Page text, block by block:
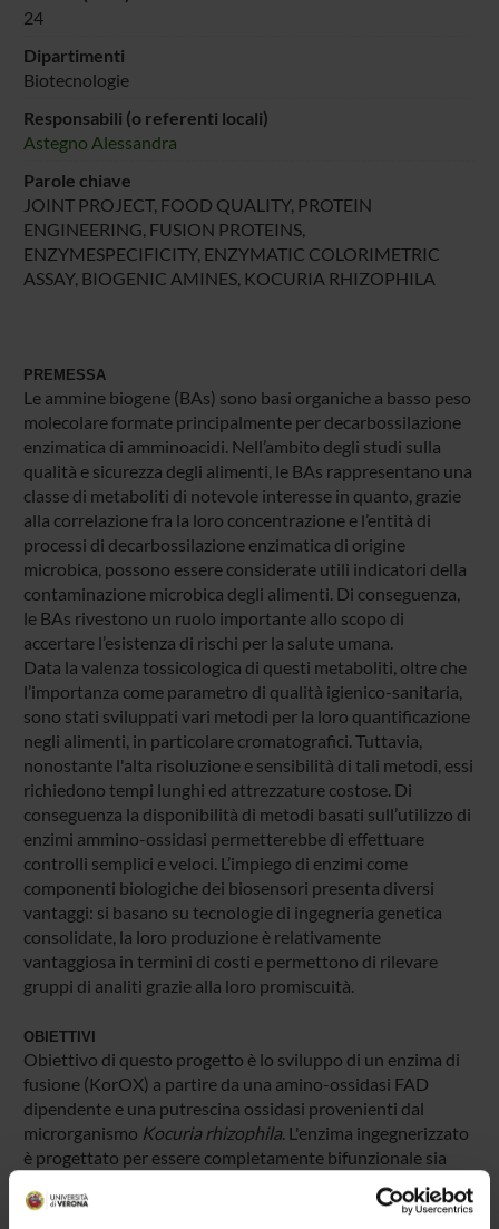
24
Dipartimenti
Biotecnologie
Responsabili (o referenti locali)
Astegno Alessandra
Parole chiave
JOINT PROJECT, FOOD QUALITY, PROTEIN
ENGINEERING, FUSION PROTEINS,
ENZYMESPECIFICITY, ENZYMATIC COLORIMETRIC
ASSAY, BIOGENIC AMINES, KOCURIA RHIZOPHILA
PREMESSA
Le ammine biogene (BAs) sono basi organiche a basso peso
molecolare formate principalmente per decarbossilazione
enzimatica di amminoacidi. Nell’ambito degli studi sulla
qualità e sicurezza degli alimenti, le BAs rappresentano una
classe di metaboliti di notevole interesse in quanto, grazie
alla correlazione fra la loro concentrazione e l’entità di
processi di decarbossilazione enzimatica di origine
microbica, possono essere considerate utili indicatori della
contaminazione microbica degli alimenti. Di conseguenza,
le BAs rivestono un ruolo importante allo scopo di
accertare l’esistenza di rischi per la salute umana.
Data la valenza tossicologica di questi metaboliti, oltre che
l’importanza come parametro di qualità igienico-sanitaria,
sono stati sviluppati vari metodi per la loro quantificazione
negli alimenti, in particolare cromatografici. Tuttavia,
nonostante l'alta risoluzione e sensibilità di tali metodi, essi
richiedono tempi lunghi ed attrezzature costose. Di
conseguenza la disponibilità di metodi basati sull’utilizzo di
enzimi ammino-ossidasi permetterebbe di effettuare
controlli semplici e veloci. L’impiego di enzimi come
componenti biologiche dei biosensori presenta diversi
vantaggi: si basano su tecnologie di ingegneria genetica
consolidate, la loro produzione è relativamente
vantaggiosa in termini di costi e permettono di rilevare
gruppi di analiti grazie alla loro promiscuità.
OBIETTIVI
Obiettivo di questo progetto è lo sviluppo di un enzima di
fusione (KorOX) a partire da una amino-ossidasi FAD
dipendente e una putrescina ossidasi provenienti dal
microrganismo Kocuria rhizophila. L'enzima ingegnerizzato
è progettato per essere completamente bifunzionale sia
verso le monoammine biogene sia verso la putrescina,
permettendo così la determinazione combinata di più BAs